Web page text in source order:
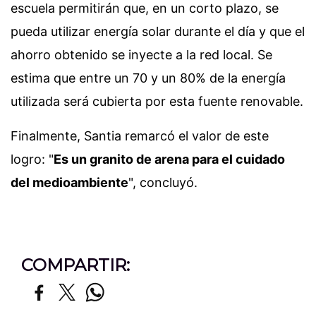
escuela permitirán que, en un corto plazo, se
pueda utilizar energía solar durante el día y que el
ahorro obtenido se inyecte a la red local. Se
estima que entre un 70 y un 80% de la energía
utilizada será cubierta por esta fuente renovable.
Finalmente, Santia remarcó el valor de este
logro: "Es un granito de arena para el cuidado
del medioambiente", concluyó.
COMPARTIR: